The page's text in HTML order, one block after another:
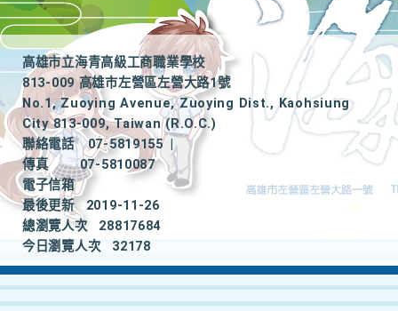
高雄市立海青高級工商職業學校
813-009 高雄市左營區左營大路1號
No.1, Zuoying Avenue, Zuoying Dist., Kaohsiung
City 813-009, Taiwan (R.O.C.)
聯絡電話
07-5819155
|
傳真
07-5810087
電子信箱
最後更新
2019-11-26
總瀏覽人次
28817684
今日瀏覽人次
32178